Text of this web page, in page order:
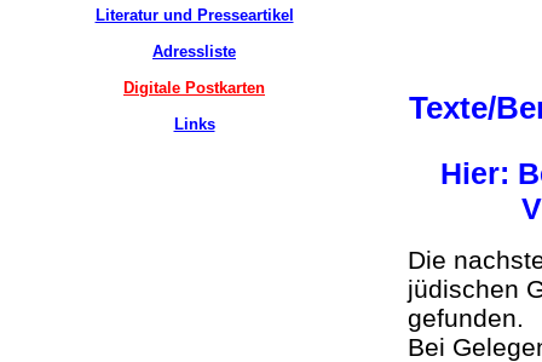
Literatur und Presseartikel
Adressliste
Digitale Postkarten
Links
Texte/
Hier:
Die
jüdischen
gefunden.
Bei